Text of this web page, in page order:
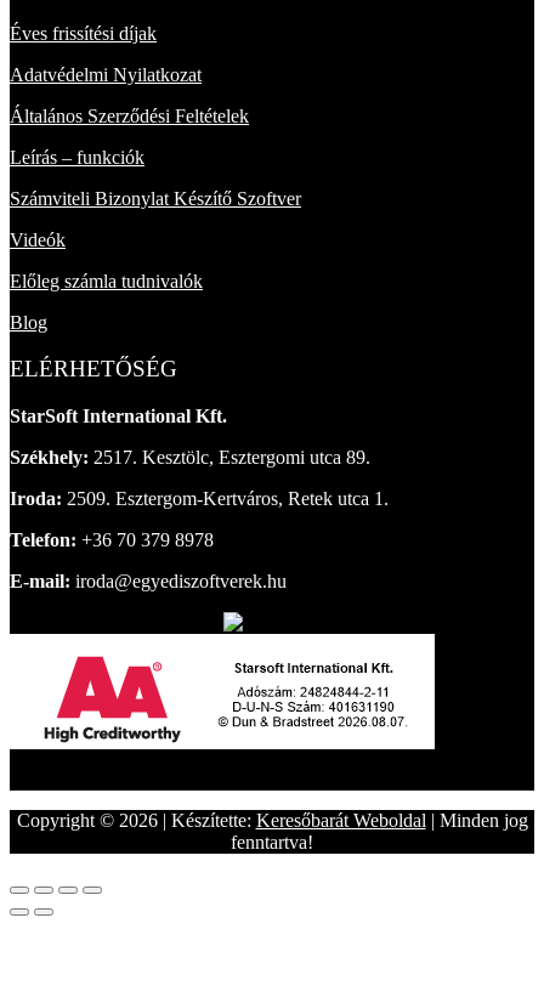
Éves frissítési díjak
Adatvédelmi Nyilatkozat
Általános Szerződési Feltételek
Leírás – funkciók
Számviteli Bizonylat Készítő Szoftver
Videók
Előleg számla tudnivalók
Blog
ELÉRHETŐSÉG
StarSoft International Kft.
Székhely: 2517. Kesztölc, Esztergomi utca 89.
Iroda: 2509. Esztergom-Kertváros, Retek utca 1.
Telefon: +36 70 379 8978
E-mail: iroda@egyediszoftverek.hu
Copyright © 2026 | Készítette: Keresőbarát Weboldal | Minden jog
fenntartva!